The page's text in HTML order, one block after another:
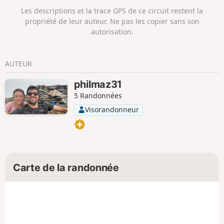
éventualité plus loin.
Les descriptions et la trace GPS de ce circuit restent la
propriété de leur auteur. Ne pas les copier sans son
autorisation.
AUTEUR
philmaz31
5 Randonnées
Visorandonneur
Carte de la randonnée